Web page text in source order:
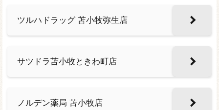
ツルハドラッグ 苫小牧弥生店
サツドラ苫小牧ときわ町店
ノルデン薬局 苫小牧店